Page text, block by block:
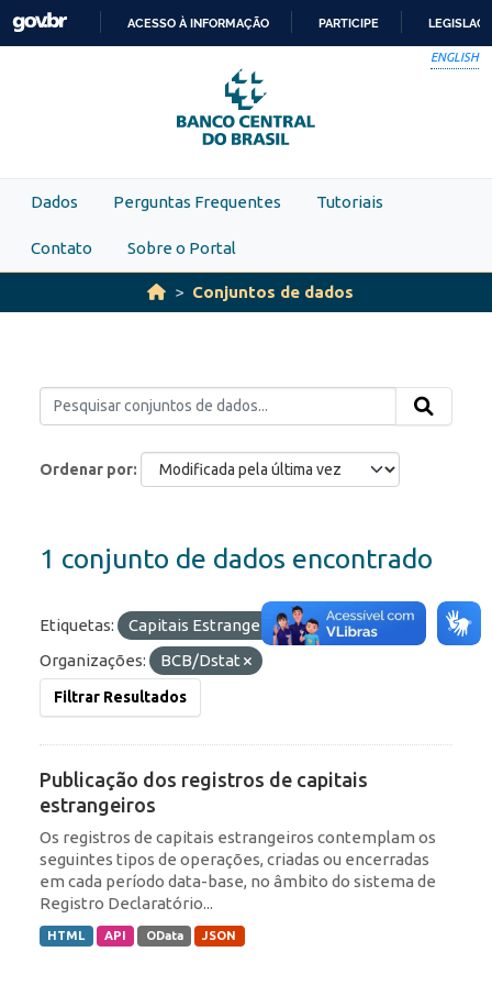
Skip to main content
PARA
O
CONTEÚDO
ACESSO À INFORMAÇÃO PARTICIPE
ENGLISH
Dados Perguntas Frequentes Tutoriais
Contato Sobre o Portal
Conjuntos de dados
Ordenar por
1 conjunto de dados encontrado
Etiquetas: Capitais Estrangeiros
RDE
Organizações:
BCB/Dstat
Filtrar Resultados
Publicação dos registros de capitais
estrangeiros
Os registros de capitais estrangeiros contemplam os
seguintes tipos de operações, criadas ou encerradas
em cada período data-base, no âmbito do sistema de
Registro Declaratório...
HTML API OData JSON